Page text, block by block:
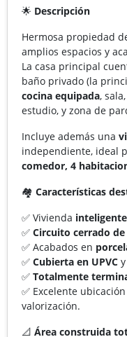
🌟 Descripción
Hermosa propiedad
amplios espacios y
La casa principal
baño privado (la
cocina equipada,
estudio, y zona de
Incluye además una
independiente, ideal
comedor, 4
🏘️ Características
✅ Vivienda
✅ Circuito cerrado de
✅ Acabados en
✅ Cubierta en UPVC
✅ Totalmente
✅ Excelente
valorización.
📐 Área construida